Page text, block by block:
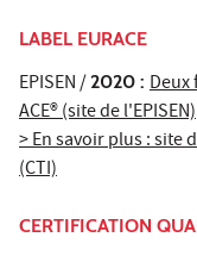
LABEL EURACE
EPISEN /2020 : Deux
ACE® (site de l'EPISEN)
> En savoir plus : site
(CTI)
CERTIFICATION